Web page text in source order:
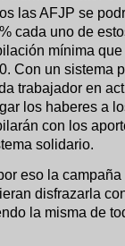
las AFJP se
cada uno de
mínima
Con un sistema
trabajador en
los haberes a
con los
solidario.
eso la
disfrazarla
la misma de